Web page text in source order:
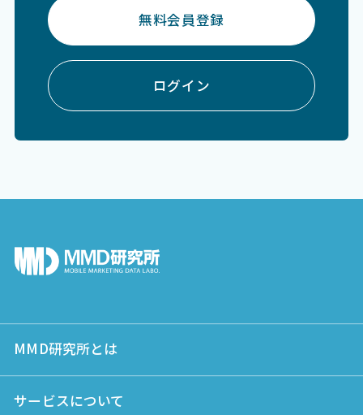
無料会員登録
ログイン
MMD研究所とは
サービスについて